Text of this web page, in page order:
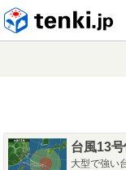
台風13
大型で強い